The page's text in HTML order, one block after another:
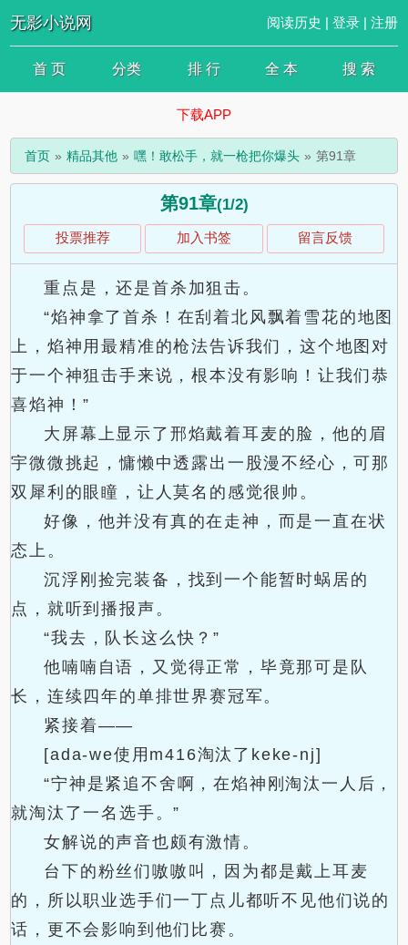
无影小说网 阅读历史 | 登录| 注册
首 页 分类 排 行 全 本 搜 索
下载APP
首页 精品其他 嘿！敢松手，就一枪把你爆头 第91章
第91章(1/2)
投票推荐 加入书签 留言反馈
重点是，还是首杀加狙击。
“焰神拿了首杀！在刮着北风飘着雪花的地图
上，焰神用最精准的枪法告诉我们，这个地图对
于一个神狙击手来说，根本没有影响！让我们恭
喜焰神！”
大屏幕上显示了邢焰戴着耳麦的脸，他的眉
宇微微挑起，慵懒中透露出一股漫不经心，可那
双犀利的眼瞳，让人莫名的感觉很帅。
好像，他并没有真的在走神，而是一直在状
态上。
沉浮刚捡完装备，找到一个能暂时蜗居的
点，就听到播报声。
“我去，队长这么快？”
他喃喃自语，又觉得正常，毕竟那可是队
长，连续四年的单排世界赛冠军。
紧接着——
[ada-we使用m416淘汰了keke-nj]
“宁神是紧追不舍啊，在焰神刚淘汰一人后，
就淘汰了一名选手。”
女解说的声音也颇有激情。
台下的粉丝们嗷嗷叫，因为都是戴上耳麦
的，所以职业选手们一丁点儿都听不见他们说的
话，更不会影响到他们比赛。